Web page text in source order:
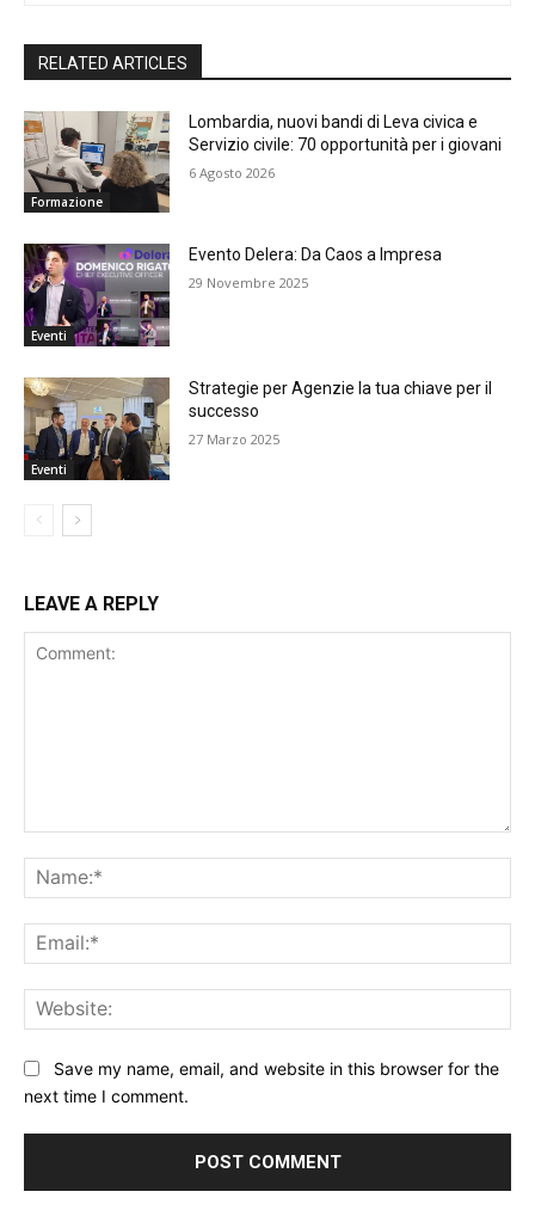
RELATED ARTICLES
Formazione
Lombardia, nuovi bandi di Leva civica e
Servizio civile: 70 opportunità per i giovani
6 Agosto 2026
Eventi
Evento Delera: Da Caos a Impresa
29 Novembre 2025
Eventi
Strategie per Agenzie la tua chiave per il
successo
27 Marzo 2025
LEAVE A REPLY
Save my name, email, and website in this browser for the
next time I comment.